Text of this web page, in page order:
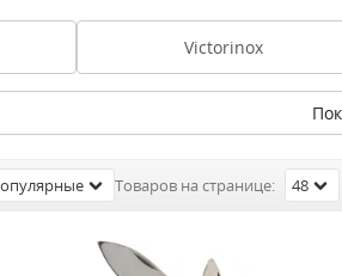
Victorinox
Товаров на странице: 48